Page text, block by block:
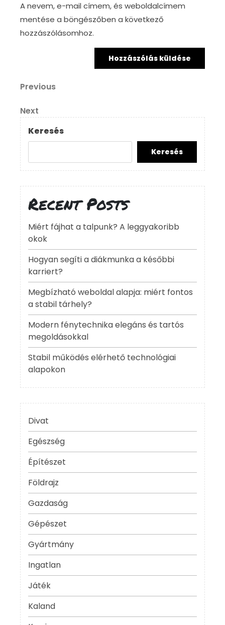
A nevem, e-mail címem, és weboldalcímem
mentése a böngészőben a következő
hozzászólásomhoz.
Bejegyzés
navigáció
Previous
Previous
Next
Post
Next
Keresés
Keresés
Recent Posts
Miért fájhat a talpunk? A leggyakoribb
okok
Hogyan segíti a diákmunka a későbbi
karriert?
Megbízható weboldal alapja: miért fontos
a stabil tárhely?
Modern fénytechnika elegáns és tartós
megoldásokkal
Stabil működés elérhető technológiai
alapokon
Divat
Egészség
Építészet
Földrajz
Gazdaság
Gépészet
Gyártmány
Ingatlan
Játék
Kaland